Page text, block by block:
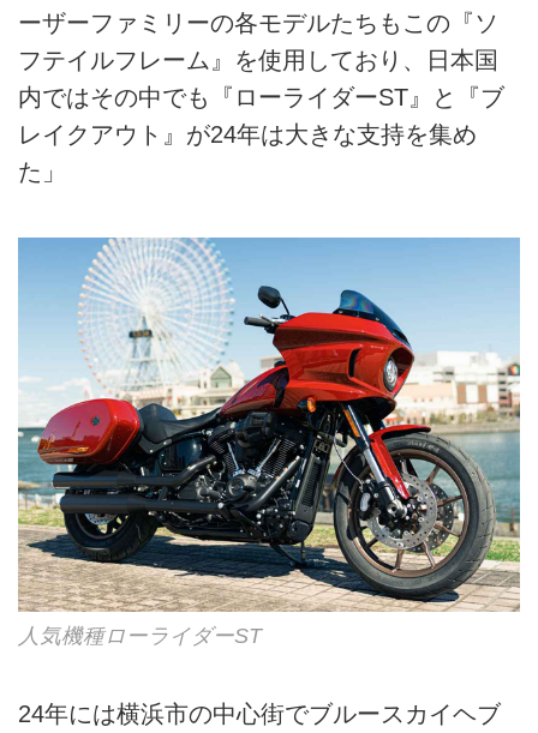
ーザーファミリーの各モデルたちもこの『ソ
フテイルフレーム』を使用しており、日本国
内ではその中でも『ローライダーST』と『ブ
レイクアウト』が24年は大きな支持を集め
た」
人気機種ローライダーST
24年には横浜市の中心街でブルースカイヘブ